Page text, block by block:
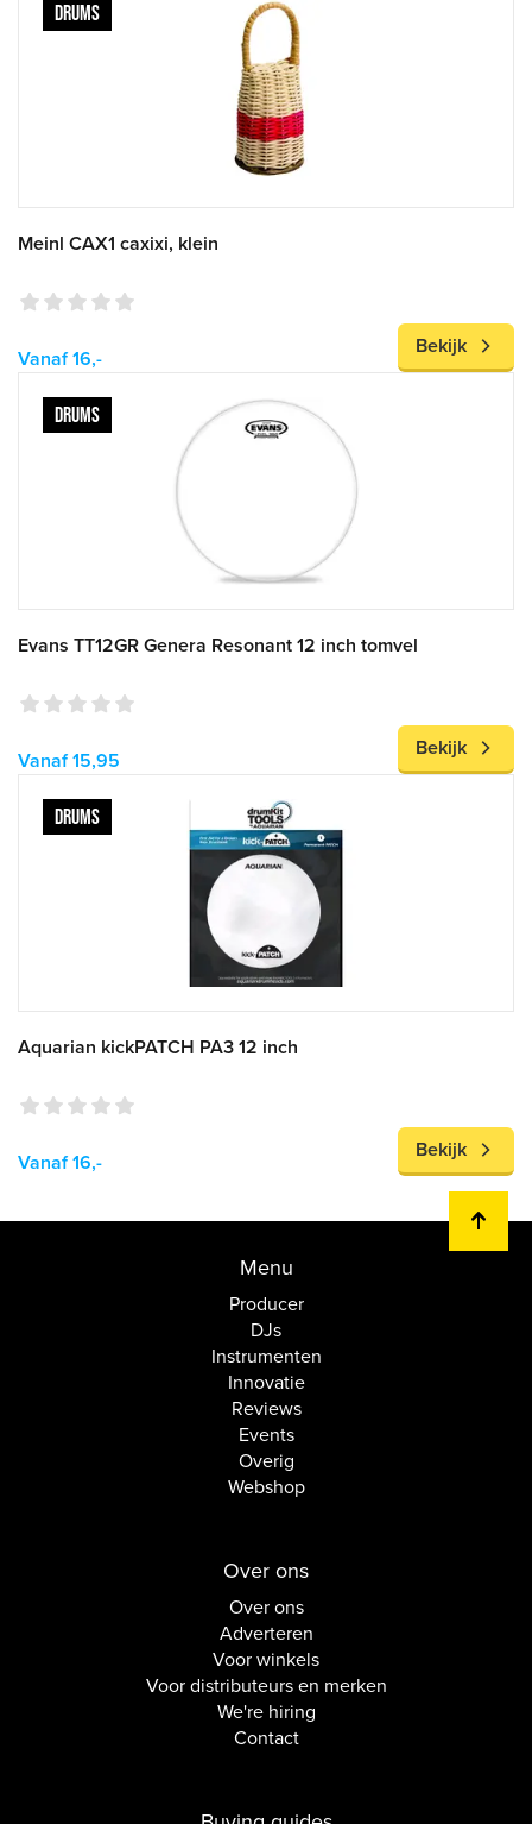
DRUMS
Meinl CAX1 caxixi, klein
Vanaf 16,-
Bekijk
DRUMS
Evans TT12GR Genera Resonant 12 inch tomvel
Vanaf 15,95
Bekijk
DRUMS
Aquarian kickPATCH PA3 12 inch
Vanaf 16,-
Bekijk
Menu
Producer
DJs
Instrumenten
Innovatie
Reviews
Events
Overig
Webshop
Over ons
Over ons
Adverteren
Voor winkels
Voor distributeurs en merken
We're hiring
Contact